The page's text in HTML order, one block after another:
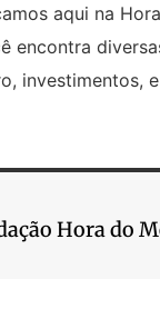
aqui na
encontra
investimentos,
Hora do